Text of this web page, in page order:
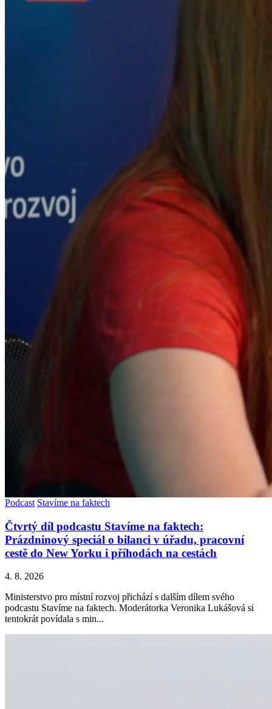
Podcast Stavíme na faktech
Čtvrtý díl podcastu Stavíme na faktech:
Prázdninový speciál o bilanci v úřadu, pracovní
cestě do New Yorku i příhodách na cestách
4. 8. 2026
Ministerstvo pro místní rozvoj přichází s dalším dílem svého
podcastu Stavíme na faktech. Moderátorka Veronika Lukášová si
tentokrát povídala s min...